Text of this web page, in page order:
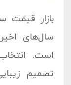
بازار قیمت
سال‌های
است.
تصمیم